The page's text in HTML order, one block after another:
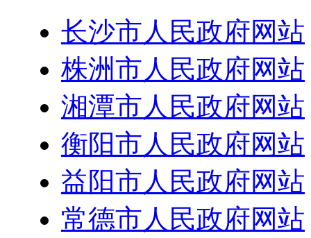
长沙市人民政府网站
株洲市人民政府网站
湘潭市人民政府网站
衡阳市人民政府网站
益阳市人民政府网站
常德市人民政府网站